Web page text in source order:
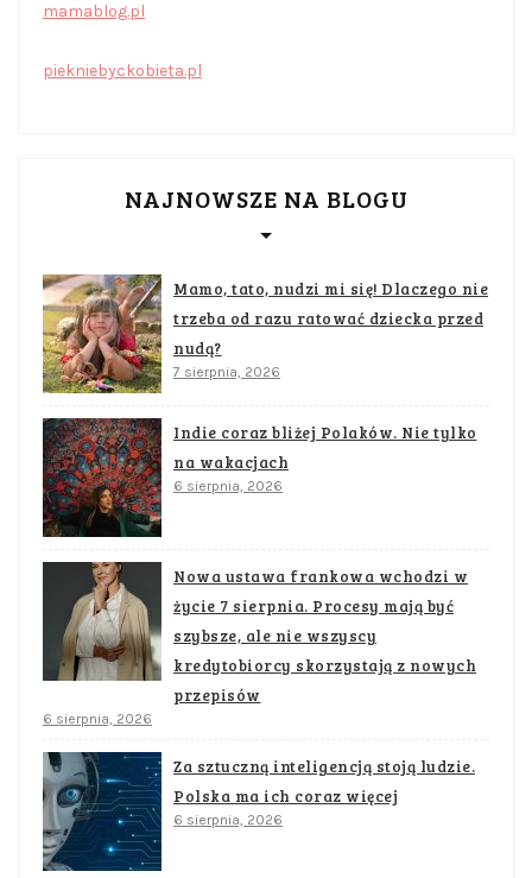
mamablog.pl
piekniebyckobieta.pl
NAJNOWSZE NA BLOGU
Mamo, tato, nudzi mi się! Dlaczego nie
trzeba od razu ratować dziecka przed
nudą?
7 sierpnia, 2026
Indie coraz bliżej Polaków. Nie tylko
na wakacjach
6 sierpnia, 2026
Nowa ustawa frankowa wchodzi w
życie 7 sierpnia. Procesy mają być
szybsze, ale nie wszyscy
kredytobiorcy skorzystają z nowych
przepisów
6 sierpnia, 2026
Za sztuczną inteligencją stoją ludzie.
Polska ma ich coraz więcej
6 sierpnia, 2026